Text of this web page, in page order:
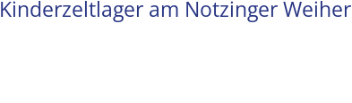
Kinderzeltlager am Notzinger Weiher